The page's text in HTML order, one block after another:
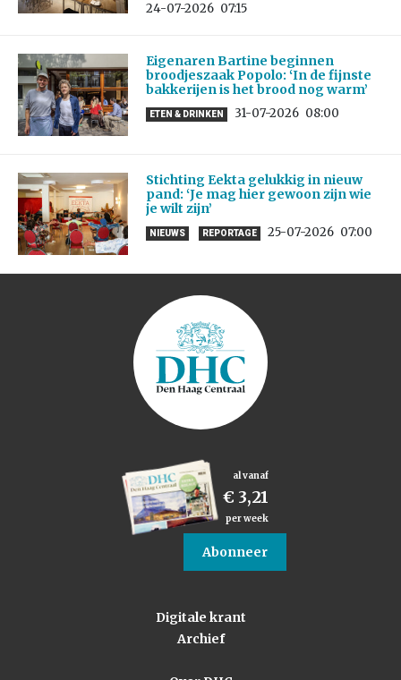
24-07-2026 07:15
Eigenaren Bartine beginnen
broodjeszaak Popolo: ‘In de fijnste
bakkerijen is het brood nog warm’
ETEN & DRINKEN 31-07-2026 08:00
Stichting Eekta gelukkig in nieuw
pand: ‘Je mag hier gewoon zijn wie
je wilt zijn’
NIEUWS REPORTAGE 25-07-2026 07:00
al vanaf
€ 3,21
per week
Abonneer
Digitale krant
Archief